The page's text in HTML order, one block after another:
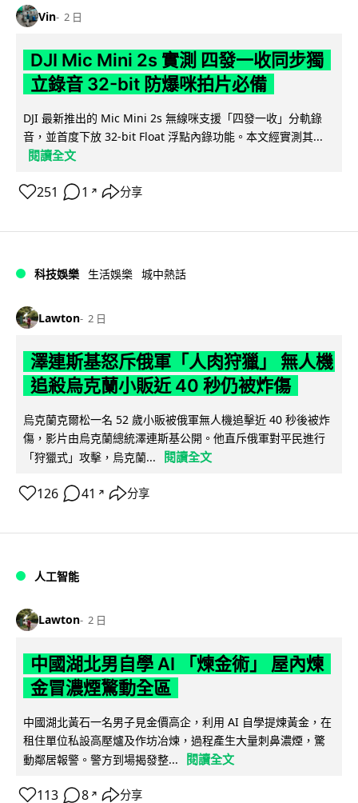
Vin 2 日
DJI Mic Mini 2s 實測 四發一收同步獨
立錄音 32-bit 防爆咪拍片必備
DJI 最新推出的 Mic Mini 2s 無線咪支援「四發一收」分軌錄
音，並首度下放 32-bit Float 浮點內錄功能。本文經實測其...
閱讀全文
251 1 ↗ 分享
科技娛樂 生活娛樂 城中熱話
Lawton 2 日
澤連斯基怒斥俄軍「人肉狩獵」 無人機
追殺烏克蘭小販近 40 秒仍被炸傷
烏克蘭克爾松一名 52 歲小販被俄軍無人機追擊近 40 秒後被炸
傷，影片由烏克蘭總統澤連斯基公開。他直斥俄軍對平民進行
「狩獵式」攻擊，烏克蘭...
閱讀全文
126 41 ↗ 分享
人工智能
Lawton 2 日
中國湖北男自學 AI 「煉金術」 屋內煉
金冒濃煙驚動全區
中國湖北黃石一名男子見金價高企，利用 AI 自學提煉黃金，在
租住單位私設高壓爐及作坊冶煉，過程產生大量刺鼻濃煙，驚
動鄰居報警。警方到場揭發整...
閱讀全文
113 8 ↗ 分享